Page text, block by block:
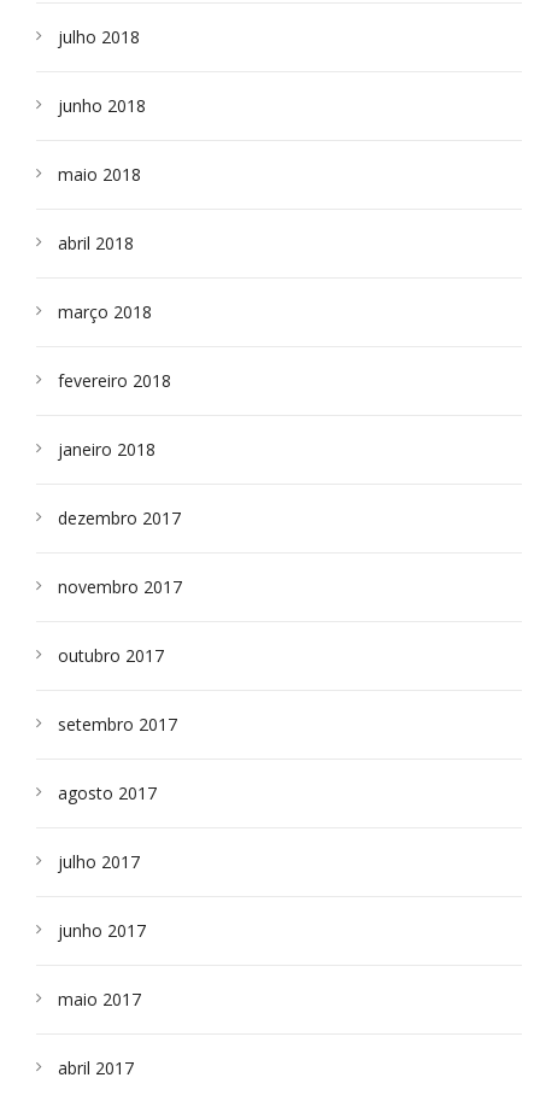
julho 2018
junho 2018
maio 2018
abril 2018
março 2018
fevereiro 2018
janeiro 2018
dezembro 2017
novembro 2017
outubro 2017
setembro 2017
agosto 2017
julho 2017
junho 2017
maio 2017
abril 2017